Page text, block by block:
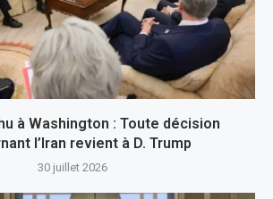
à Washington : Toute décision
l’Iran revient à D. Trump
30 juillet 2026